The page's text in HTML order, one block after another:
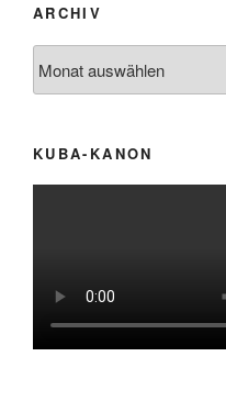
ARCHIV
KUBA-KANON